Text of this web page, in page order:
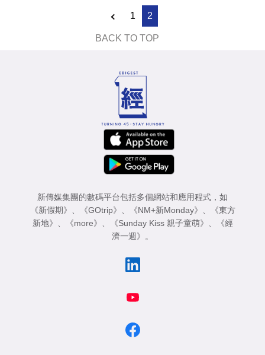
1 2
BACK TO TOP
新傳媒集團的數碼平台包括多個網站和應用程式，如
《新假期》
《GOtrip》 《NM+新Monday》
《東方
新地》
《more》 《Sunday Kiss 親子童萌》
《經
濟一週》
。